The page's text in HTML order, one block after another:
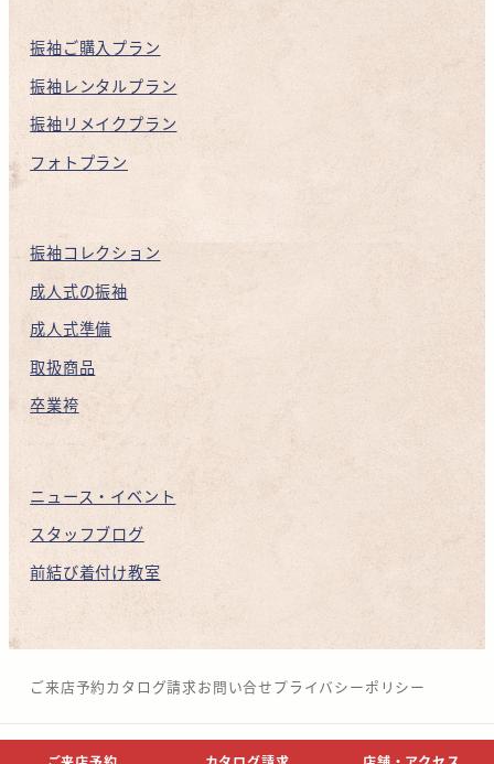
振袖ご購入プラン
振袖レンタルプラン
振袖リメイクプラン
フォトプラン
振袖コレクション
成人式の振袖
成人式準備
取扱商品
卒業袴
ニュース・イベント
スタッフブログ
前結び着付け教室
ご来店予約カタログ請求お問い合せプライバシーポリシー